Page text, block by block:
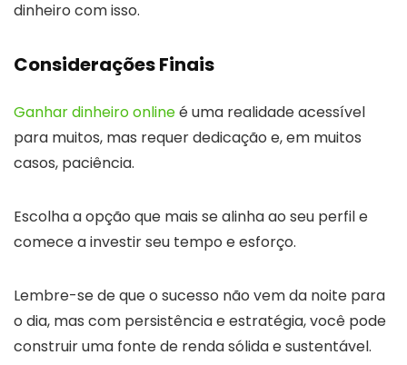
dinheiro com isso.
Considerações Finais
Ganhar dinheiro onlineé uma realidade acessível
para muitos, mas requer dedicação e, em muitos
casos, paciência.
Escolha a opção que mais se alinha ao seu perfil e
comece a investir seu tempo e esforço.
Lembre-se de que o sucesso não vem da noite para
o dia, mas com persistência e estratégia, você pode
construir uma fonte de renda sólida e sustentável.